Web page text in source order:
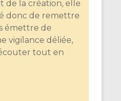
de la création, elle
donc de remettre
émettre de
vigilance déliée,
tout en